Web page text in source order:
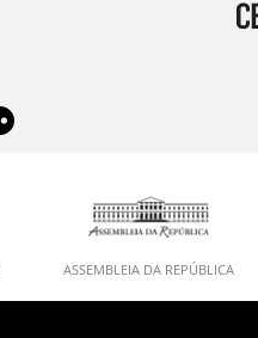
ASSEMBLEIA DA REPÚBLICA